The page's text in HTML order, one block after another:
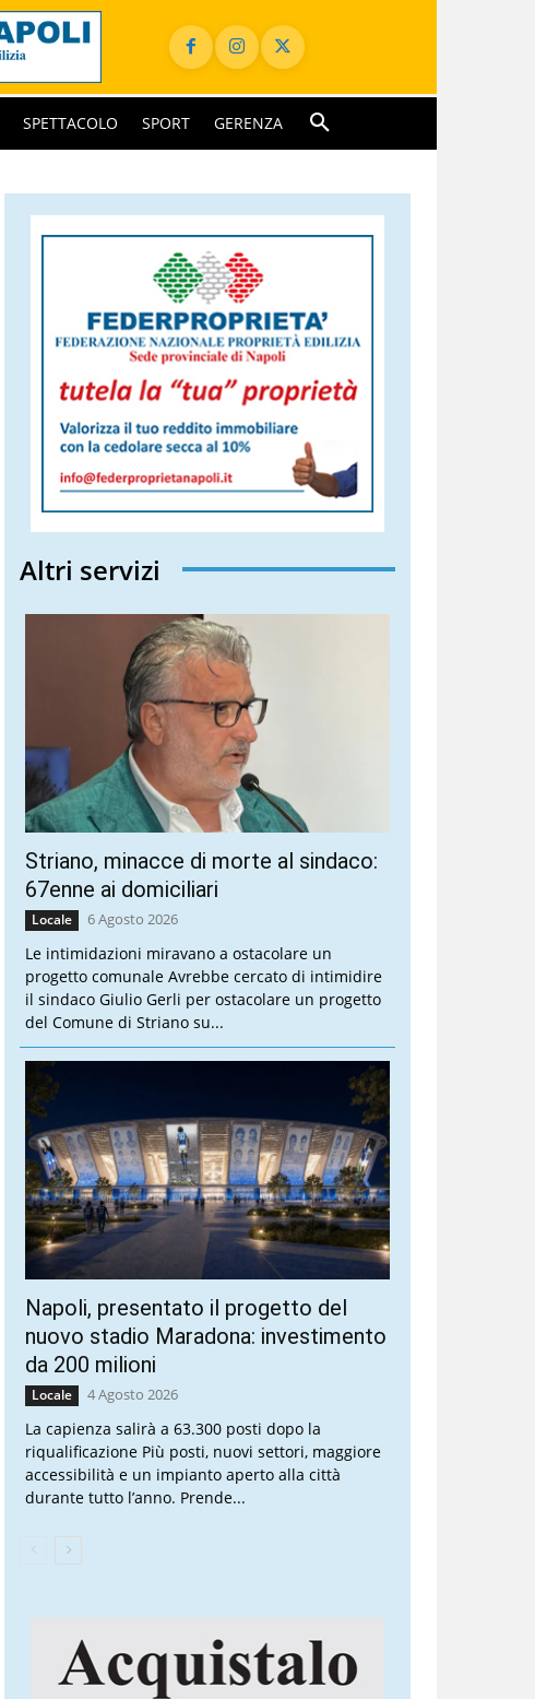
SPETTACOLO SPORT GERENZA
Altri servizi
Striano, minacce di morte al sindaco:
67enne ai domiciliari
Locale 6 Agosto 2026
Le intimidazioni miravano a ostacolare un
progetto comunale Avrebbe cercato di intimidire
il sindaco Giulio Gerli per ostacolare un progetto
del Comune di Striano su...
Napoli, presentato il progetto del
nuovo stadio Maradona: investimento
da 200 milioni
Locale 4 Agosto 2026
La capienza salirà a 63.300 posti dopo la
riqualificazione Più posti, nuovi settori, maggiore
accessibilità e un impianto aperto alla città
durante tutto l’anno. Prende...